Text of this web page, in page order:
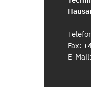
Fax:
E-Mail: